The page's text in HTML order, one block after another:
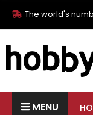
The world's
MENU